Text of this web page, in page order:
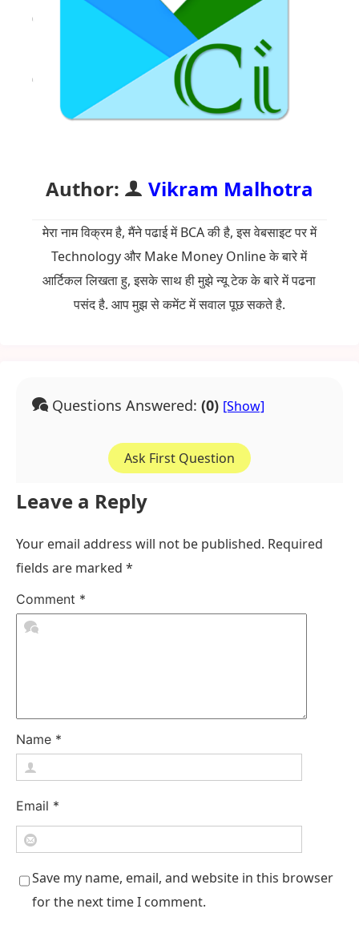
Author: Vikram Malhotra
मेरा नाम विक्रम है, मैंने पढाई में BCA की है, इस वेबसाइट पर में
Technology और Make Money Online के बारे में
आर्टिकल लिखता हु, इसके साथ ही मुझे न्यू टेक के बारे में पढना
पसंद है. आप मुझ से कमेंट में सवाल पूछ सकते है.
Questions Answered: (0)
Ask First Question
Leave a Reply
Your email address will not be published. Required
fields are marked *
Comment *
Name *
Email *
Save my name, email, and website in this browser
for the next time I comment.